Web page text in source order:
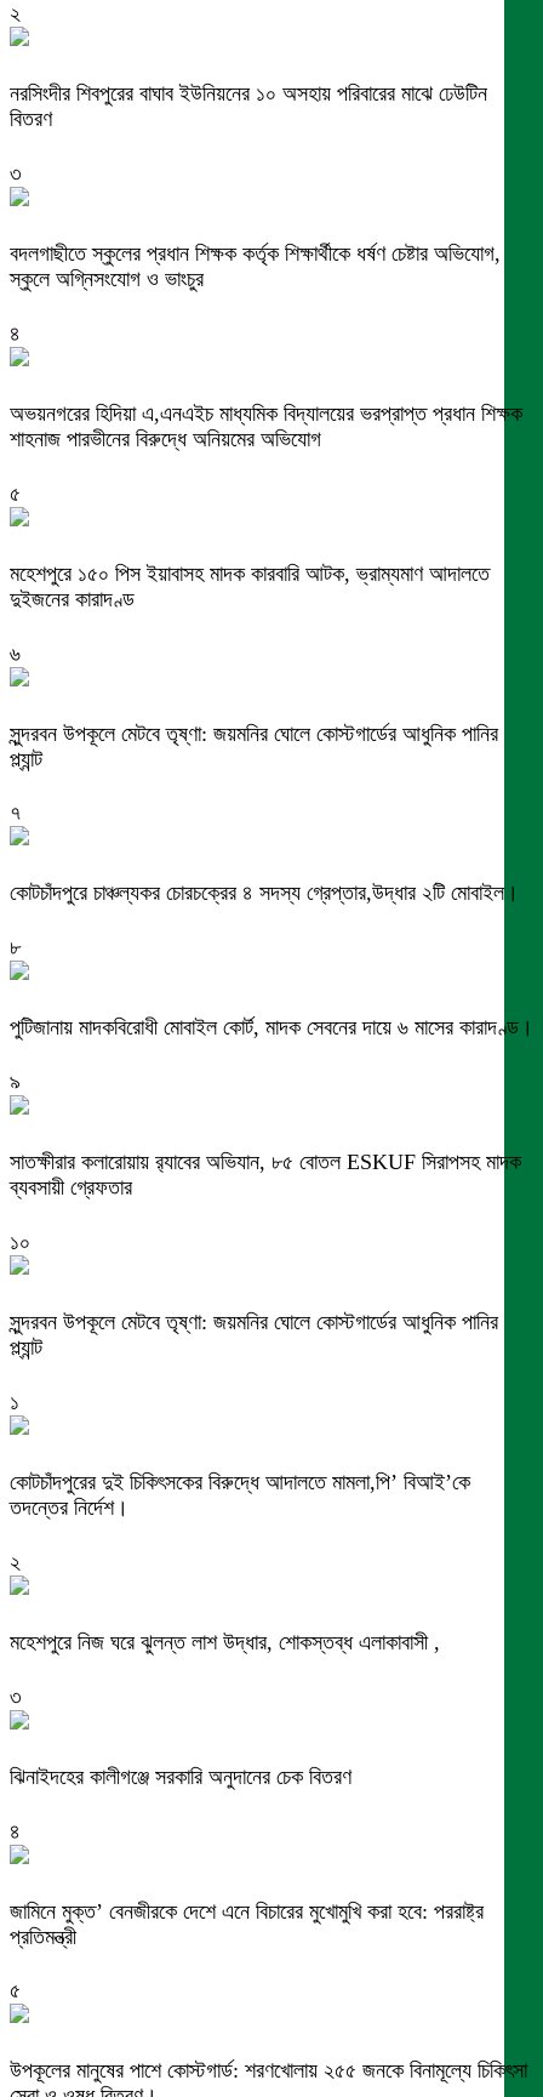
২
নরসিংদীর শিবপুরের বাঘাব ইউনিয়নের ১০ অসহায় পরিবারের মাঝে ঢেউটিন
বিতরণ
৩
বদলগাছীতে স্কুলের প্রধান শিক্ষক কর্তৃক শিক্ষার্থীকে ধর্ষণ চেষ্টার অভিযোগ,
স্কুলে অগ্নিসংযোগ ও ভাংচুর
৪
অভয়নগরের হিদিয়া এ,এনএইচ মাধ্যমিক বিদ্যালয়ের ভরপ্রাপ্ত প্রধান শিক্ষক
শাহনাজ পারভীনের বিরুদ্ধে অনিয়মের অভিযোগ
৫
মহেশপুরে ১৫০ পিস ইয়াবাসহ মাদক কারবারি আটক, ভ্রাম্যমাণ আদালতে
দুইজনের কারাদণ্ড
৬
সুন্দরবন উপকূলে মেটবে তৃষ্ণা: জয়মনির ঘোলে কোস্টগার্ডের আধুনিক পানির
প্ল্যান্ট
৭
কোটচাঁদপুরে চাঞ্চল্যকর চোরচক্রের ৪ সদস্য গ্রেপ্তার,উদ্ধার ২টি মোবাইল।
৮
পুটিজানায় মাদকবিরোধী মোবাইল কোর্ট, মাদক সেবনের দায়ে ৬ মাসের কারাদণ্ড।
৯
সাতক্ষীরার কলারোয়ায় র‍্যাবের অভিযান, ৮৫ বোতল ESKUF সিরাপসহ মাদক
ব্যবসায়ী গ্রেফতার
১০
সুন্দরবন উপকূলে মেটবে তৃষ্ণা: জয়মনির ঘোলে কোস্টগার্ডের আধুনিক পানির
প্ল্যান্ট
১
কোটচাঁদপুরের দুই চিকিৎসকের বিরুদ্ধে আদালতে মামলা,পি’ বিআই’কে
তদন্তের নির্দেশ।
২
মহেশপুরে নিজ ঘরে ঝুলন্ত লাশ উদ্ধার, শোকস্তব্ধ এলাকাবাসী ,
৩
ঝিনাইদহের কালীগঞ্জে সরকারি অনুদানের চেক বিতরণ
৪
জামিনে মুক্ত’ বেনজীরকে দেশে এনে বিচারের মুখোমুখি করা হবে: পররাষ্ট্র
প্রতিমন্ত্রী
৫
উপকূলের মানুষের পাশে কোস্টগার্ড: শরণখোলায় ২৫৫ জনকে বিনামূল্যে চিকিৎসা